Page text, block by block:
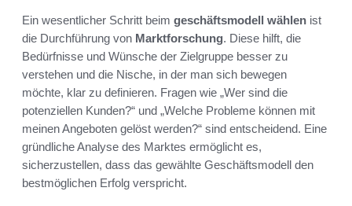
Ein wesentlicher Schritt beim geschäftsmodell wählen ist
die Durchführung von Marktforschung. Diese hilft, die
Bedürfnisse und Wünsche der Zielgruppe besser zu
verstehen und die Nische, in der man sich bewegen
möchte, klar zu definieren. Fragen wie „Wer sind die
potenziellen Kunden?“ und „Welche Probleme können mit
meinen Angeboten gelöst werden?“ sind entscheidend. Eine
gründliche Analyse des Marktes ermöglicht es,
sicherzustellen, dass das gewählte Geschäftsmodell den
bestmöglichen Erfolg verspricht.